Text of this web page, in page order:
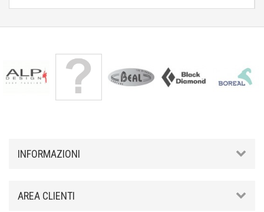
INFORMAZIONI
AREA CLIENTI